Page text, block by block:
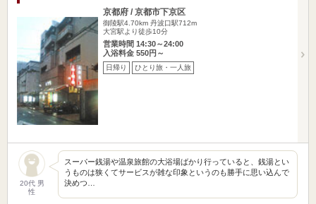
京都府 / 京都市下京区
御陵駅4.70km 丹波口駅712m
大宮駅より徒歩10分
営業時間 14:30～24:00
入浴料金 550円～
日帰り ひとり旅・一人旅
20代 男
性
スーパー銭湯や温泉旅館の大浴場ばかり行っていると、銭湯とい
うものは狭くてサービスが雑な印象というのも勝手に思い込んで
決めつ…